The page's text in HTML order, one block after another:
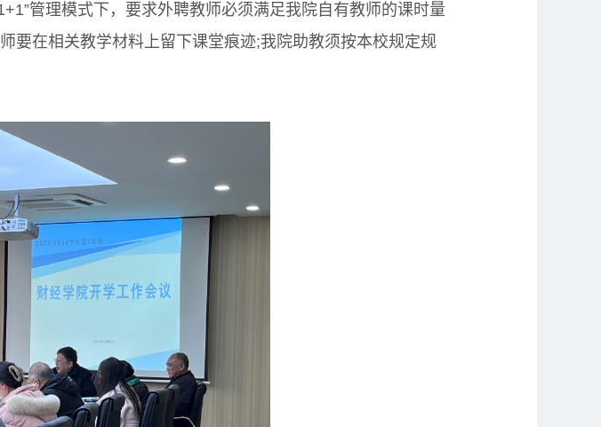
管理模式下，要求外聘教师必须满足我院自有教师的课时量
要在相关教学材料上留下课堂痕迹;我院助教须按本校规定规